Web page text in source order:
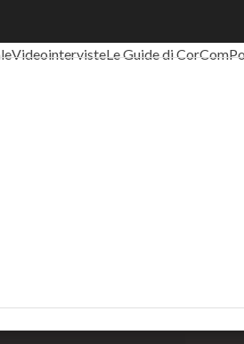
VideointervisteLe Guide di CorCom